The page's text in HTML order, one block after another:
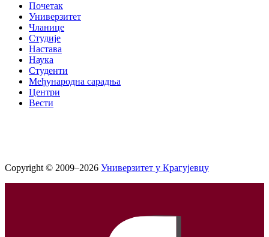
Почетак
Универзитет
Чланице
Студије
Настава
Наука
Студенти
Међународна сарадња
Центри
Вести
Copyright © 2009–2026 Универзитет у Крагујевцу